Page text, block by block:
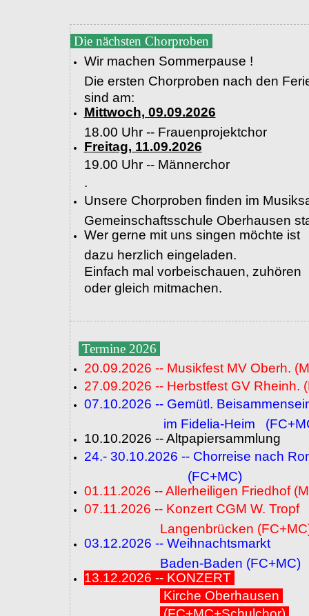
Die nächsten Chorproben
Wir machen Sommerpause !
Die ersten Chorproben nach den
sind am:
Mittwoch, 09.09.2026
18.00 Uhr -- Frauenprojektchor
Freitag, 11.09.2026
19.00 Uhr -- Männerchor
.
Unsere Chorproben finden im
Gemeinschaftsschule Oberhausen
Wer gerne mit uns singen möchte ist
dazu herzlich eingeladen.
Einfach mal vorbeischauen, zuhören
oder gleich mitmachen.
Termine 2026
20.09.2026 -- Musikfest MV Oberh.
27.09.2026 -- Herbstfest GV Rheinh.
07.10.2026 -- Gemütl.
im Fidelia-Heim
10.10.2026 -- Altpapiersammlung
24.- 30.10.2026 -- Chorreise nach
(FC+MC)
01.11.2026 -- Allerheiligen Friedhof
07.11.2026 -- Konzert CGM W. Tropf
Langenbrücken
03.12.2026 -- Weihnachtsmarkt
Baden-Baden (FC+MC)
13.12.2026 -- KONZERT
Kirche Oberhausen